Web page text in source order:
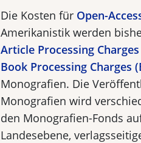
Die Kosten für Open-
Amerikanistik werden
Article Processing Charges
Book Processing Charges
Monografien. Die
Monografien wird
den Monografien-Fonds
Landesebene,